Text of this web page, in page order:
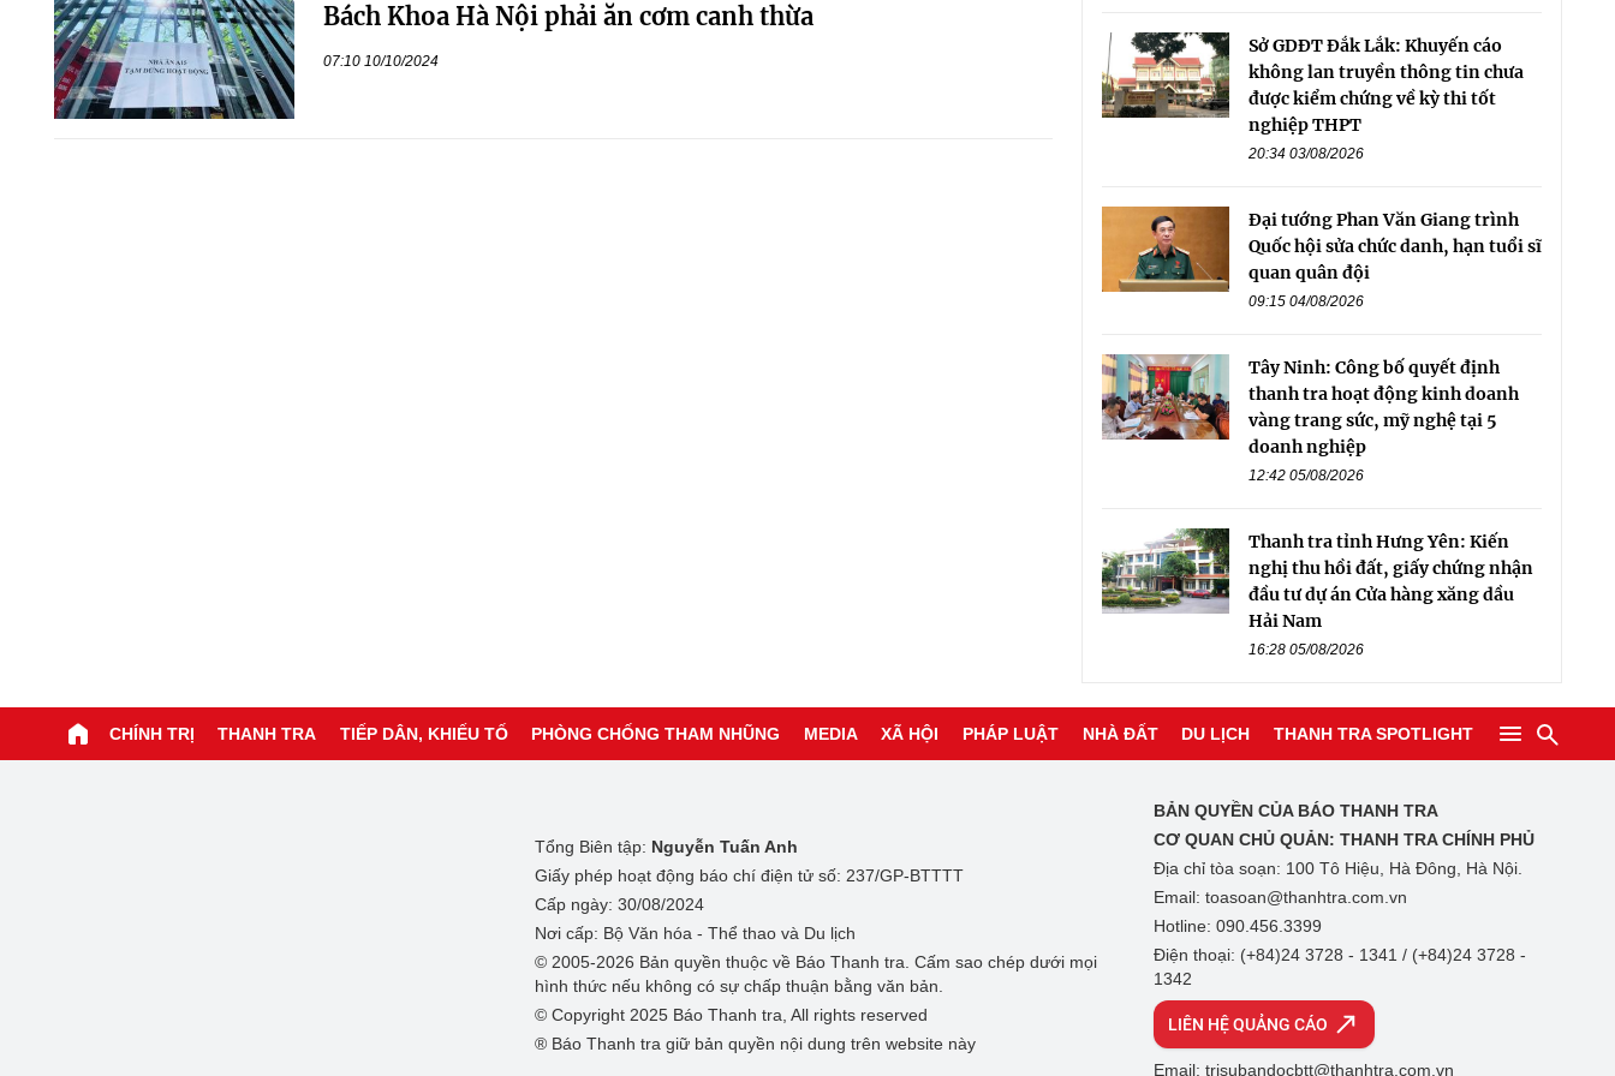
Bách Khoa Hà Nội phải ăn cơm canh thừa
07:10 10/10/2024
Sở GDĐT Đắk Lắk: Khuyến cáo
không lan truyền thông tin chưa
được kiểm chứng về kỳ thi tốt
nghiệp THPT
20:34 03/08/2026
Đại tướng Phan Văn Giang trình
Quốc hội sửa chức danh, hạn tuổi sĩ
quan quân đội
09:15 04/08/2026
Tây Ninh: Công bố quyết định
thanh tra hoạt động kinh doanh
vàng trang sức, mỹ nghệ tại 5
doanh nghiệp
12:42 05/08/2026
Thanh tra tỉnh Hưng Yên: Kiến
nghị thu hồi đất, giấy chứng nhận
đầu tư dự án Cửa hàng xăng dầu
Hải Nam
16:28 05/08/2026
CHÍNH TRỊ THANH TRA TIẾP DÂN, KHIẾU TỐ PHÒNG CHỐNG THAM NHŨNG MEDIA XÃ HỘI PHÁP LUẬT NHÀ ĐẤT DU LỊCH THANH TRA SPOTLIGHT
Tổng Biên tập: Nguyễn Tuấn Anh
Giấy phép hoạt động báo chí điện tử số: 237/GP-BTTTT
Cấp ngày: 30/08/2024
Nơi cấp: Bộ Văn hóa - Thể thao và Du lịch
© 2005-2026 Bản quyền thuộc về Báo Thanh tra. Cấm sao chép dưới mọi
hình thức nếu không có sự chấp thuận bằng văn bản.
© Copyright 2025 Báo Thanh tra, All rights reserved
® Báo Thanh tra giữ bản quyền nội dung trên website này
BẢN QUYỀN CỦA BÁO THANH TRA
CƠ QUAN CHỦ QUẢN: THANH TRA CHÍNH PHỦ
Địa chỉ tòa soạn: 100 Tô Hiệu, Hà Đông, Hà Nội.
Email: toasoan@thanhtra.com.vn
Hotline: 090.456.3399
Điện thoại: (+84)24 3728 - 1341 / (+84)24 3728 -
1342
LIÊN HỆ QUẢNG CÁO
Email: trisubandocbtt@thanhtra.com.vn